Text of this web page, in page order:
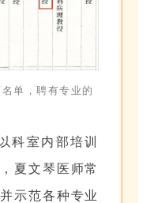
单，聘有专业的
科室内部培训
夏文琴医师常
示范各种专业